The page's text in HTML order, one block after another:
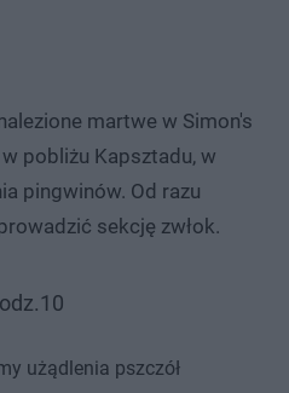
martwe w Simon's
pobliżu Kapsztadu, w
pingwinów. Od razu
sekcję zwłok.
użądlenia pszczół